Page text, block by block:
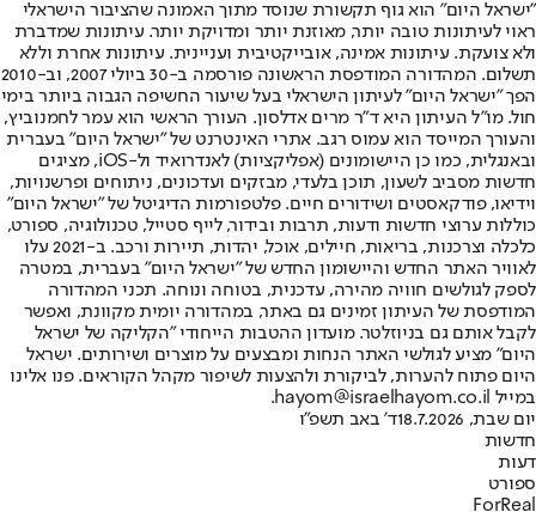
"ישראל היום" הוא גוף תקשורת שנוסד מתוך האמונה שהציבור הישראלי
ראוי לעיתונות טובה יותר, מאוזנת יותר ומדויקת יותר. עיתונות שמדברת
ולא צועקת. עיתונות אמינה, אובייקטיבית ועניינית. עיתונות אחרת וללא
תשלום. המהדורה המודפסת הראשונה פורסמה ב-30 ביולי 2007, וב-2010
הפך "ישראל היום" לעיתון הישראלי בעל שיעור החשיפה הגבוה ביותר בימי
חול. מו"ל העיתון היא ד"ר מרים אדלסון. העורך הראשי הוא עמר לחמנוביץ,
והעורך המייסד הוא עמוס רגב. אתרי האינטרנט של "ישראל היום" בעברית
ובאנגלית, כמו כן היישומונים (אפליקציות) לאנדרואיד ול-iOS, מציגים
חדשות מסביב לשעון, תוכן בלעדי, מבזקים ועדכונים, ניתוחים ופרשנויות,
וידיאו, פודקאסטים ושידורים חיים. פלטפורמות הדיגיטל של "ישראל היום"
כוללות ערוצי חדשות ודעות, תרבות ובידור, לייף סטייל, טכנולוגיה, ספורט,
כלכלה וצרכנות, בריאות, חיילים, אוכל, יהדות, תיירות ורכב. ב-2021 עלו
לאוויר האתר החדש והיישומון החדש של "ישראל היום" בעברית, במטרה
לספק לגולשים חוויה מהירה, עדכנית, בטוחה ונוחה. תכני המהדורה
המודפסת של העיתון זמינים גם באתר, במהדורה יומית מקוונת, ואפשר
לקבל אותם גם בניוזלטר. מועדון ההטבות הייחודי "הקליקה של ישראל
היום" מציע לגולשי האתר הנחות ומבצעים על מוצרים ושירותים. ישראל
היום פתוח להערות, לביקורת ולהצעות לשיפור מקהל הקוראים. פנו אלינו
במייל hayom@israelhayom.co.il.
יום שבת, 18.7.2026
ד' באב תשפ"ו
חדשות
דעות
ספורט
ForReal